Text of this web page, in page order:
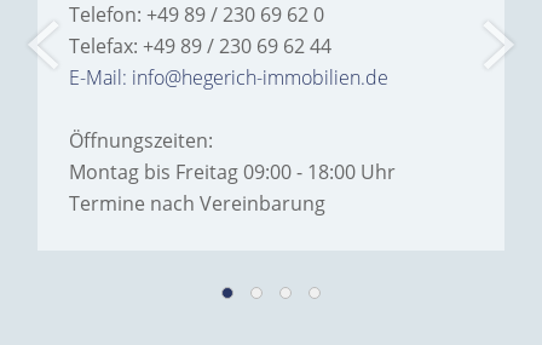
Telefon: +49 89 / 230 69 62 0
Telefax: +49 89 / 230 69 62 44
E-Mail: info@hegerich-immobilien.de
Öffnungszeiten:
Montag bis Freitag 09:00 - 18:00 Uhr
Termine nach Vereinbarung